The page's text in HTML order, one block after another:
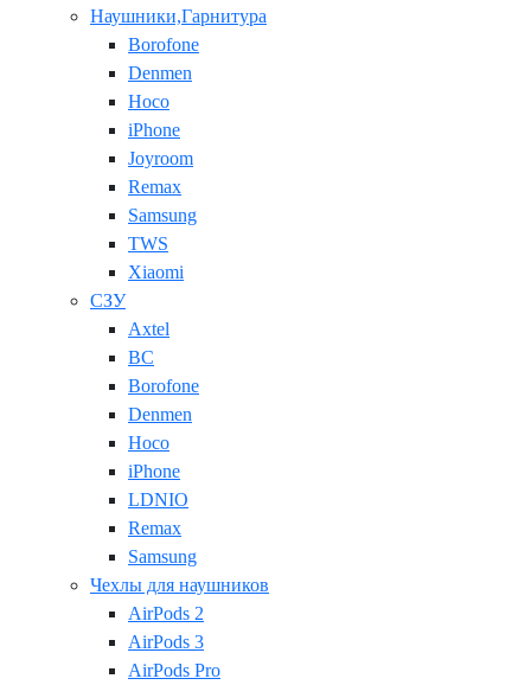
Наушники,Гарнитура
Borofone
Denmen
Hoco
iPhone
Joyroom
Remax
Samsung
TWS
Xiaomi
СЗУ
Axtel
BC
Borofone
Denmen
Hoco
iPhone
LDNIO
Remax
Samsung
Чехлы для наушников
AirPods 2
AirPods 3
AirPods Pro